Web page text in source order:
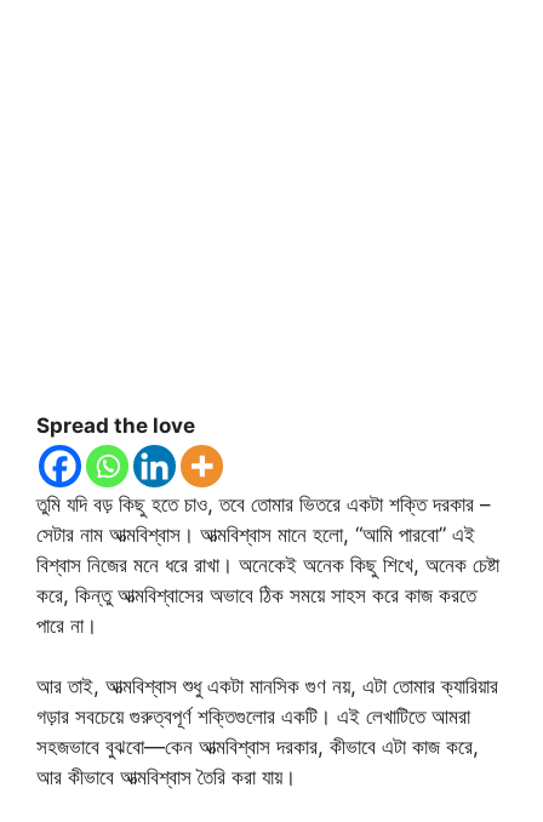
Spread the love
তুমি যদি বড় কিছু হতে চাও, তবে তোমার ভিতরে একটা শক্তি দরকার –
সেটার নাম আত্মবিশ্বাস। আত্মবিশ্বাস মানে হলো, “আমি পারবো” এই
বিশ্বাস নিজের মনে ধরে রাখা। অনেকেই অনেক কিছু শিখে, অনেক চেষ্টা
করে, কিন্তু আত্মবিশ্বাসের অভাবে ঠিক সময়ে সাহস করে কাজ করতে
পারে না।
আর তাই, আত্মবিশ্বাস শুধু একটা মানসিক গুণ নয়, এটা তোমার ক্যারিয়ার
গড়ার সবচেয়ে গুরুত্বপূর্ণ শক্তিগুলোর একটি। এই লেখাটিতে আমরা
সহজভাবে বুঝবো—কেন আত্মবিশ্বাস দরকার, কীভাবে এটা কাজ করে,
আর কীভাবে আত্মবিশ্বাস তৈরি করা যায়।